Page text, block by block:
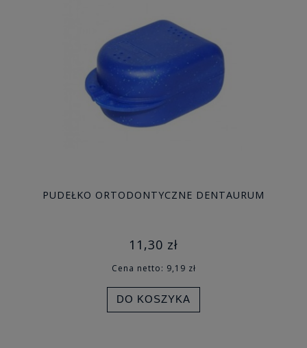
PUDEŁKO ORTODONTYCZNE DENTAURUM
11,30 zł
Cena netto: 9,19 zł
DO KOSZYKA